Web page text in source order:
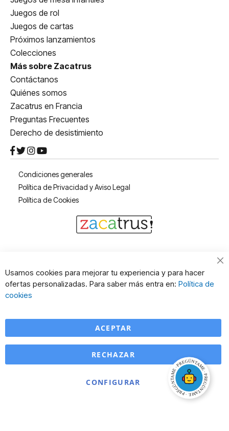
Juegos de rol
Juegos de cartas
Próximos lanzamientos
Colecciones
Más sobre Zacatrus
Contáctanos
Quiénes somos
Zacatrus en Francia
Preguntas Frecuentes
Derecho de desistimiento
Condiciones generales
Política de Privacidad y Aviso Legal
Política de Cookies
Usamos cookies para mejorar tu experiencia y para hacer
ofertas personalizadas. Para saber más entra en: Política de
cookies
ACEPTAR
CONFIGURAR
RECHAZAR